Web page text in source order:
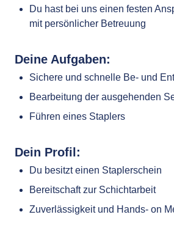
Du hast bei uns einen festen
mit persönlicher Betreuung
Deine Aufgaben:
Sichere und schnelle Be- und
Bearbeitung der ausgehenden
Führen eines Staplers
Dein Profil:
Du besitzt einen Staplerschein
Bereitschaft zur Schichtarbeit
Zuverlässigkeit und Hands- on